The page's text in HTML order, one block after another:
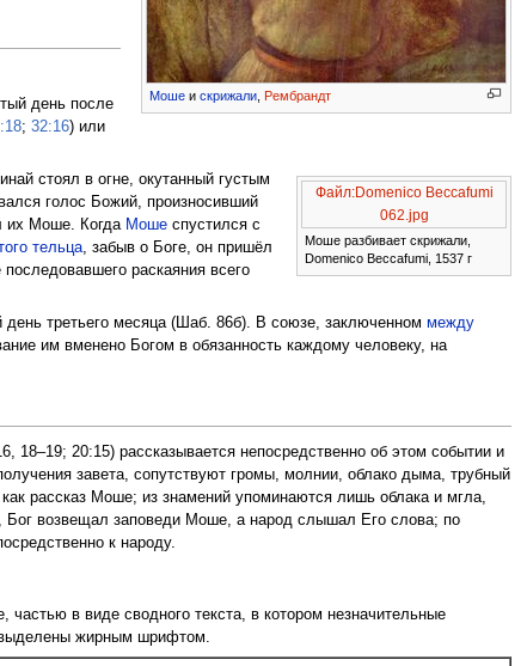
Моше искрижали, Рембрандт
день после
;32:16) или
Файл:Domenico Beccafumi
062.jpg
Моше разбивает скрижали,
Domenico Beccafumi, 1537 г
стоял в огне, окутанный густым
голос Божий, произносивший
их Моше. Когда Моше спустился с
тельца, забыв о Боге, он пришёл
раскаяния всего
день третьего месяца (Шаб. 86б). В союзе, заключенноммежду
им вменено Богом в обязанность каждому человеку, на
18–19; 20:15) рассказывается непосредственно об этом событии и
завета, сопутствуют громы, молнии, облако дыма, трубный
рассказ Моше; из знамений упоминаются лишь облака и мгла,
Бог возвещал заповеди Моше, а народ слышал Его слова; по
к народу.
в виде сводного текста, в котором незначительные
выделены жирным шрифтом.